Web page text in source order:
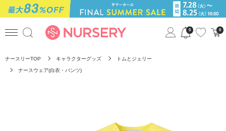
0 0
ナースリーTOP キャラクターグッズ トムとジェリー
ナースウェア(白衣・パンツ)